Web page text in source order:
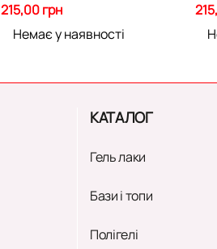
215,00 грн
Немає у наявності
КАТАЛОГ
Гель лаки
Бази і топи
Полігелі